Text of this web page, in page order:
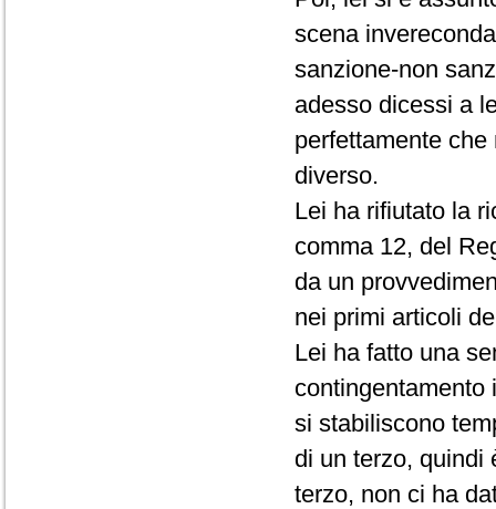
scena
sanzione-non
adesso dicessi a
perfettamente
diverso.
Lei ha rifiutato la
comma 12, del
da un
nei primi articoli
Lei ha fatto una
contingentamento
si stabiliscono
di un terzo, quindi
terzo, non ci ha